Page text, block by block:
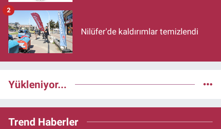
Nilüfer'de kaldırımlar temizlendi
2
Yükleniyor...
Trend Haberler